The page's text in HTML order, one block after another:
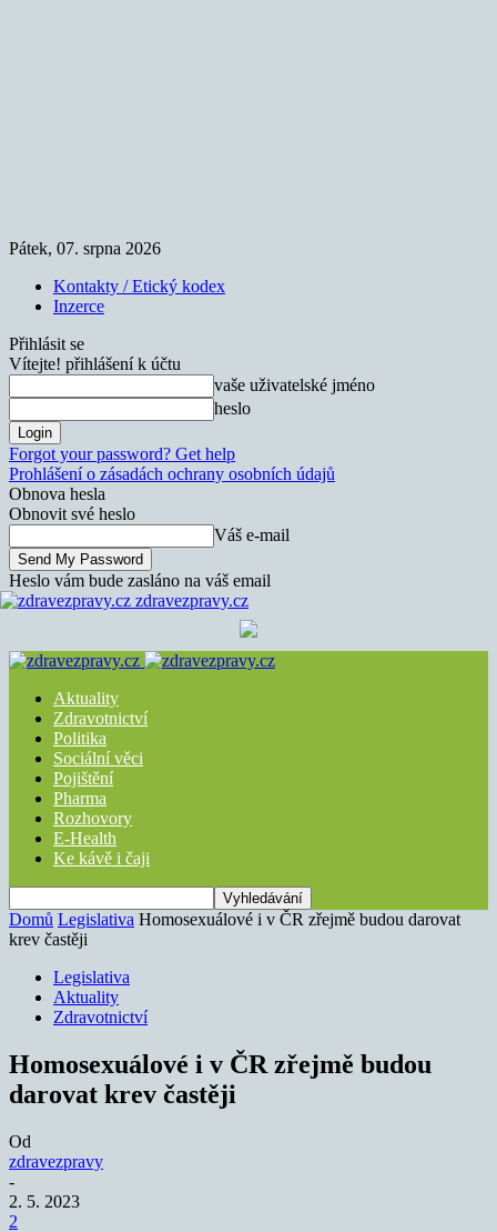
Pátek, 07. srpna 2026
Kontakty / Etický kodex
Inzerce
Přihlásit se
Vítejte! přihlášení k účtu
vaše uživatelské jméno
heslo
Forgot your password? Get help
Prohlášení o zásadách ochrany osobních údajů
Obnova hesla
Obnovit své heslo
Váš e-mail
Heslo vám bude zasláno na váš email
zdravezpravy.cz
Aktuality
Zdravotnictví
Politika
Sociální věci
Pojištění
Pharma
Rozhovory
E-Health
Ke kávě i čaji
Domů Legislativa Homosexuálové i v ČR zřejmě budou darovat
krev častěji
Legislativa
Aktuality
Zdravotnictví
Homosexuálové i v ČR zřejmě budou
darovat krev častěji
Od
zdravezpravy
-
2. 5. 2023
2